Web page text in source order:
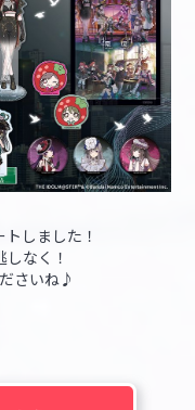
しました！
なく！
さいね♪